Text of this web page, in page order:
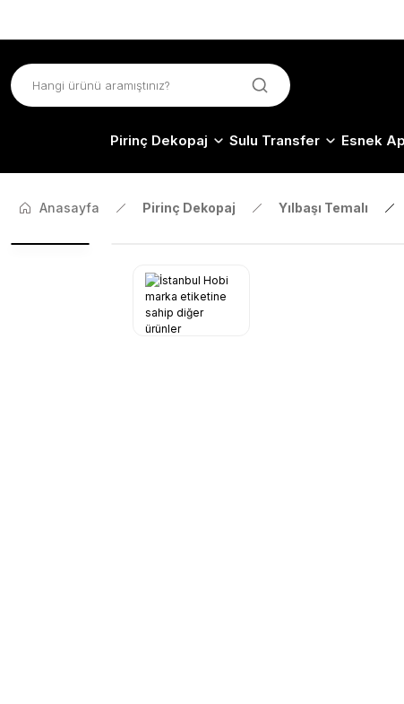
Pirinç Dekopaj Sulu Transfer Esnek
Anasayfa Pirinç Dekopaj Yılbaşı Temalı